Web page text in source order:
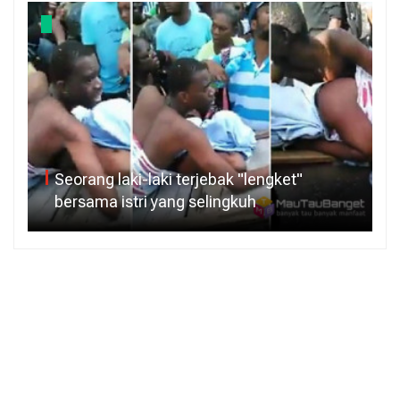
Seorang laki-laki terjebak "lengket"
bersama istri yang selingkuh